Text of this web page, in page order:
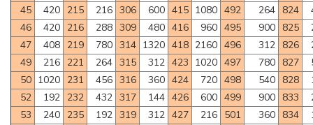
45
420 215 216 306 600 415 1080 492 264 824
46
420 216 288 309 480 416 960 495 900 825
47
408 219 780 314 1320 418 2160 496 312 826
49
216 221 264 315 312 423 1020 497 780 827
50 1020 231 456 316 360 424 720 498 540 828
52
192 232 432 317 144 426 600 499 900 833
53
240 235 192 319 312 427 216 501 360 834